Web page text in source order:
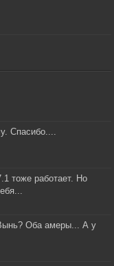
Спасибо....
тоже работает. Но
Оба амеры... А у